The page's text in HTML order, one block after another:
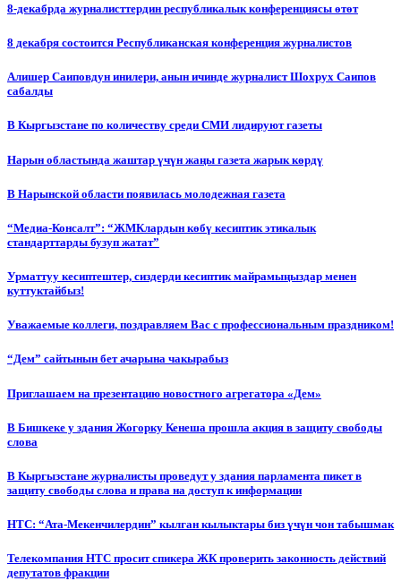
8-декабрда журналисттердин республикалык конференциясы өтөт
8 декабря состоится Республиканская конференция журналистов
Алишер Саиповдун инилери, анын ичинде журналист Шохрух Саипов
сабалды
В Кыргызстане по количеству среди СМИ лидируют газеты
Нарын областында жаштар үчүн жаңы газета жарык көрдү
В Нарынской области появилась молодежная газета
“Медиа-Консалт”: “ЖМКлардын көбү кесиптик этикалык
стандарттарды бузуп жатат”
Урматтуу кесиптештер, сиздерди кесиптик майрамыңыздар менен
куттуктайбыз!
Уважаемые коллеги, поздравляем Вас с профессиональным праздником!
“Дем” сайтынын бет ачарына чакырабыз
Приглашаем на презентацию новостного агрегатора «Дем»
В Бишкеке у здания Жогорку Кенеша прошла акция в защиту свободы
слова
В Кыргызстане журналисты проведут у здания парламента пикет в
защиту свободы слова и права на доступ к информации
НТС: “Ата-Мекенчилердин” кылган кылыктары биз үчүн чон табышмак
Телекомпания НТС просит спикера ЖК проверить законность действий
депутатов фракции